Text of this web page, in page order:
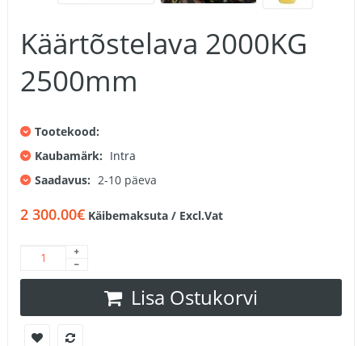
Käärtõstelava 2000KG
2500mm
Tootekood:
Kaubamärk: Intra
Saadavus: 2-10 päeva
2 300.00€ Käibemaksuta / Excl.Vat
Lisa Ostukorvi